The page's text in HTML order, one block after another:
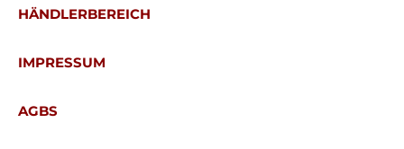
HÄNDLERBEREICH
IMPRESSUM
AGBS